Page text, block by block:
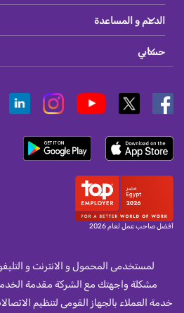
الدعم و المساعدة
حسابي
أفضل صاحب عمل لعام 2026
لمستخدمى المحمول و الانترنت و